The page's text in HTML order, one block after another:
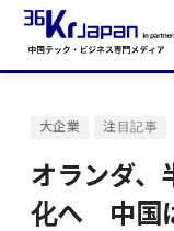
大企業 注目記事
オランダ、
化へ 中国